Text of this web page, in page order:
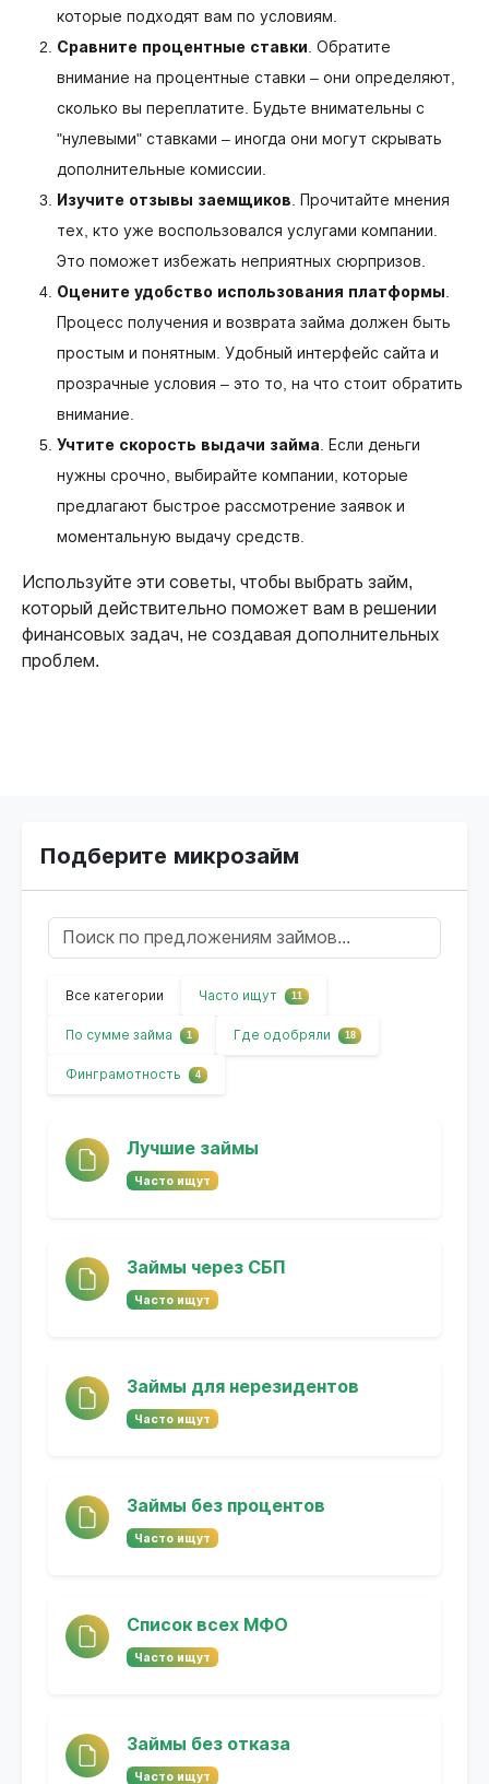
которые подходят вам по условиям.
Сравните процентные ставки . Обратите
внимание на процентные ставки – они определяют,
сколько вы переплатите. Будьте внимательны с
"нулевыми" ставками – иногда они могут скрывать
дополнительные комиссии.
Изучите отзывы заемщиков . Прочитайте мнения
тех, кто уже воспользовался услугами компании.
Это поможет избежать неприятных сюрпризов.
Оцените удобство использования платформы
Процесс получения и возврата займа должен быть
простым и понятным. Удобный интерфейс сайта и
прозрачные условия – это то, на что стоит обратить
внимание.
Учтите скорость выдачи займа . Если деньги
нужны срочно, выбирайте компании, которые
предлагают быстрое рассмотрение заявок и
моментальную выдачу средств.
Используйте эти советы, чтобы выбрать займ,
который действительно поможет вам в решении
финансовых задач, не создавая дополнительных
проблем.
Подберите микрозайм
Все категории Часто ищут 11
По сумме займа 1 Где одобряли 18
Финграмотность 4
Лучшие займы
Часто ищут
Займы через СБП
Часто ищут
Займы для нерезидентов
Часто ищут
Займы без процентов
Часто ищут
Список всех МФО
Часто ищут
Займы без отказа
Часто ищут